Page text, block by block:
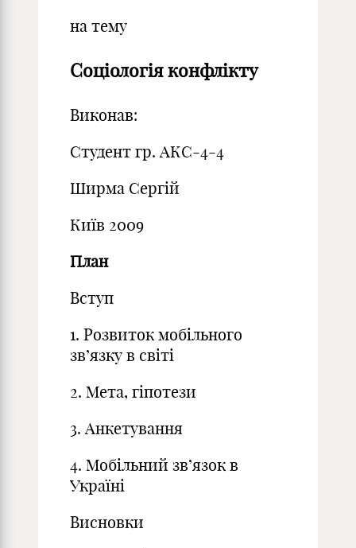
на тему
Соціологія конфлікту
Виконав:
Студент гр. АКС-4-4
Ширма Сергій
Київ 2009
План
Вступ
1. Розвиток мобільного
зв’язку в світі
2. Мета, гіпотези
3. Анкетування
4. Мобільний зв’язок в
Україні
Висновки